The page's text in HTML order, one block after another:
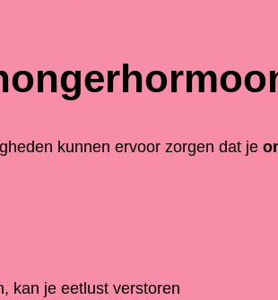
kunnen ervoor zorgen dat je
kan je eetlust verstoren